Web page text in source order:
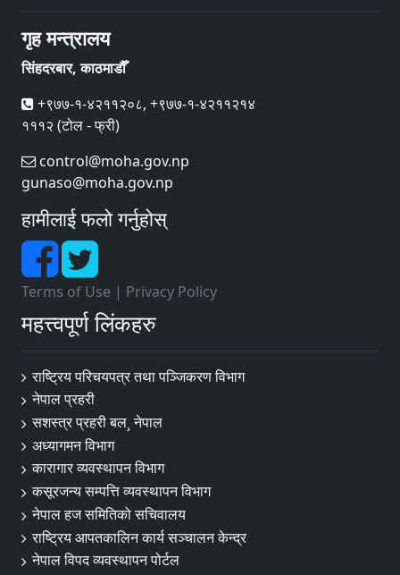
गृह मन्त्रालय
सिंहदरबार, काठमाडौँ
+९७७-१-४२११२०८, +९७७-१-४२११२१४
१११२ (टोल - फ्री)
control@moha.gov.np
gunaso@moha.gov.np
हामीलाई फलो गर्नुहोस्
Terms of Use | Privacy Policy
महत्त्वपूर्ण लिंकहरु
राष्ट्रिय परिचयपत्र तथा पञ्‍जिकरण विभाग
नेपाल प्रहरी
सशस्त्र प्रहरी बल¸ नेपाल
अध्यागमन विभाग
कारागार व्यवस्थापन विभाग
कसूरजन्य सम्पत्ति व्यवस्थापन विभाग
नेपाल हज समितिको सचिवालय
राष्ट्रिय आपतकालिन कार्य सञ्चालन केन्द्र
नेपाल विपद व्यवस्थापन पोर्टल